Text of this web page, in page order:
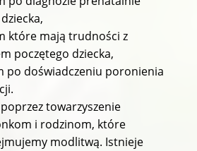
które mają trudności z
poczętego dziecka,
po doświadczeniu poronienia
towarzyszenie
i rodzinom, które
modlitwą. Istnieje